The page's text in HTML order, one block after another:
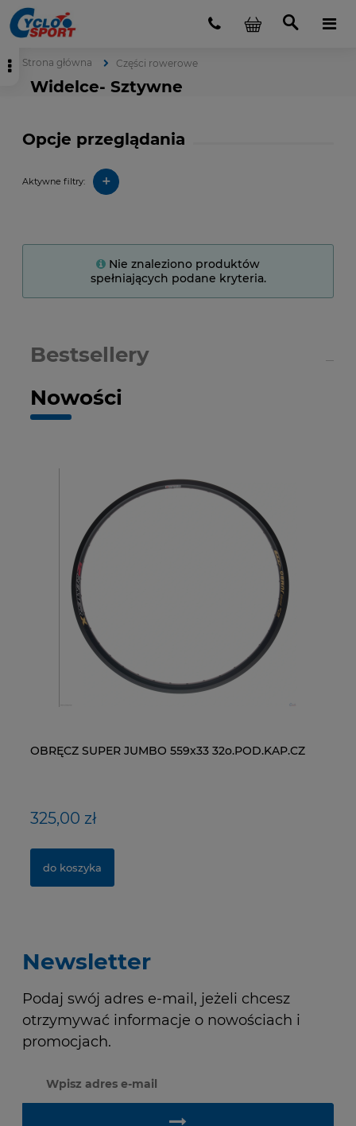
Strona główna Części rowerowe
Widelce- Sztywne
Opcje przeglądania
Aktywne filtry: +
Nie znaleziono produktów
spełniających podane kryteria.
Nowości
Bestsellery
OBRĘCZ SUPER JUMBO 559x33 32o.POD.KAP.CZ
325,00 zł
do koszyka
ŁAŃCUCH KMC X9-93- 116 ogniw / 9- rzędowy +
40,00 zł
do koszyka
Newsletter
Podaj swój adres e-mail, jeżeli chcesz
otrzymywać informacje o nowościach i
promocjach.